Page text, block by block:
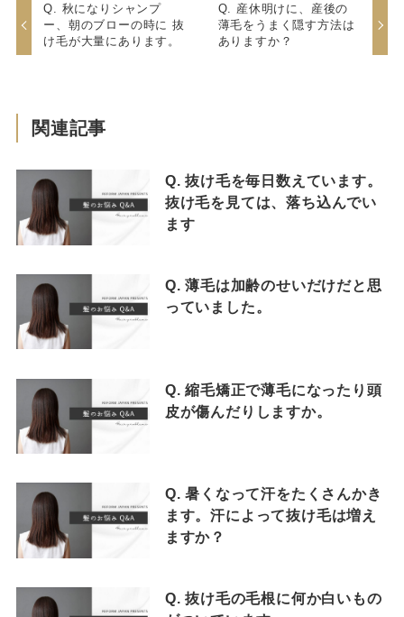
Q. 秋になりシャンプ
ー、朝のブローの時に 抜
け毛が大量にあります。
Q. 産休明けに、産後の
薄毛をうまく隠す方法は
ありますか？
関連記事
Q. 抜け毛を毎日数えています。
抜け毛を見ては、落ち込んでい
ます
Q. 薄毛は加齢のせいだけだと思
っていました。
Q. 縮毛矯正で薄毛になったり頭
皮が傷んだりしますか。
Q. 暑くなって汗をたくさんかき
ます。汗によって抜け毛は増え
ますか？
Q. 抜け毛の毛根に何か白いもの